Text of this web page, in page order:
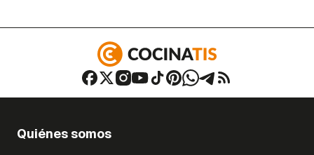
Quiénes somos